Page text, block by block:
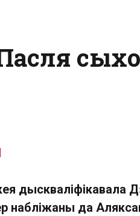
дыскваліфікавала
набліжаны да